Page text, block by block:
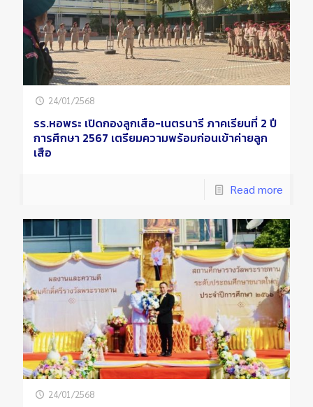
24/01/2568
รร.หอพระ เปิดกองลูกเสือ-เนตรนารี ภาคเรียนที่ 2 ปี
การศึกษา 2567 เตรียมความพร้อมก่อนเข้าค่ายลูก
เสือ
Read more
24/01/2568